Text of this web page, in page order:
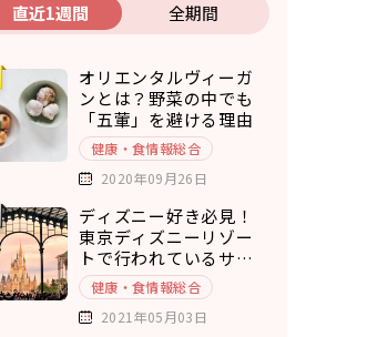
直近1週間 全期間
オリエンタルヴィーガ
ンとは？野菜の中でも
「五葷」を避ける理由
健康・食情報総合
2020年09月26日
ディズニー好き必見！
東京ディズニーリゾー
トで行われているサス
テナブルな取り組み5選
健康・食情報総合
2021年05月03日